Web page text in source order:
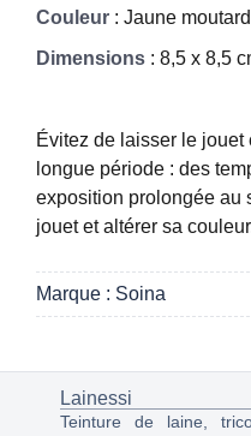
Couleur : Jaune
Dimensions : 8,5 x 8,5
Évitez de laisser le
longue période : des
exposition prolongée au
jouet et altérer sa
Marque : Soina
Lainessi
Teinture de laine,